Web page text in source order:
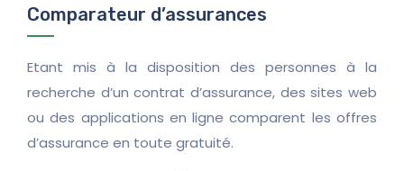
Comparateur d’assurances
Etant mis à la disposition des personnes à la
recherche d’un contrat d’assurance, des sites web
ou des applications en ligne comparent les offres
d’assurance en toute gratuité.